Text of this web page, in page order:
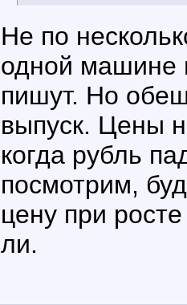
Не по
одной машине
пишут. Но
выпуск. Цены
когда рубль
посмотрим,
цену при
ли.